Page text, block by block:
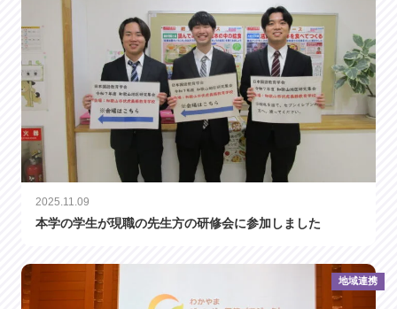
2025.11.09
本学の学生が現職の先生方の研修会に参加しました
地域連携